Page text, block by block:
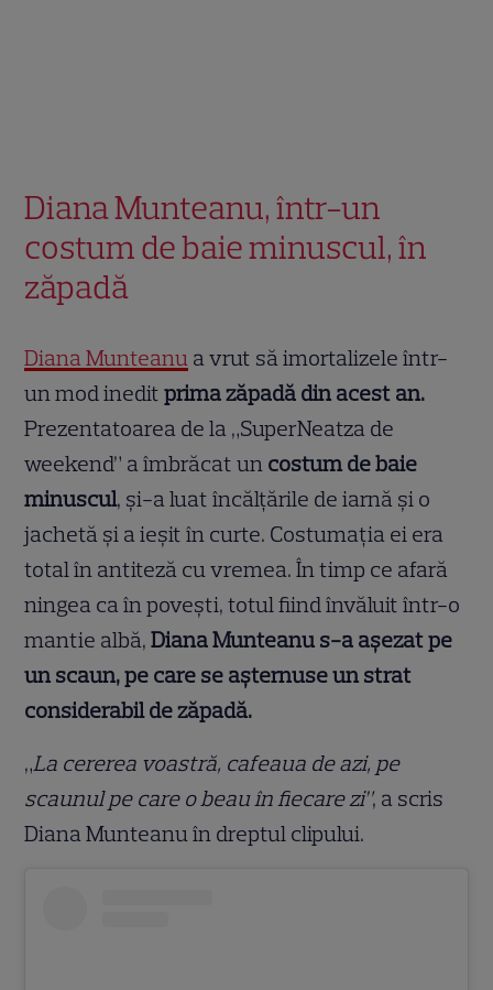
Diana Munteanu, într-un
costum de baie minuscul, în
zăpadă
Diana Munteanu a vrut să imortalizele într-
un mod ineditprima zăpadă din acest an.
Prezentatoarea de la „SuperNeatza de
weekend” a îmbrăcat un costum de baie
minuscul, și-a luat încălțările de iarnă și o
jachetă și a ieșit în curte. Costumația ei era
total în antiteză cu vremea. În timp ce afară
ningea ca în povești, totul fiind învăluit într-o
mantie albă,Diana Munteanu s-a așezat pe
un scaun, pe care se așternuse un strat
considerabil de zăpadă.
„La cererea voastră, cafeaua de azi, pe
scaunul pe care o beau în fiecare zi”, a scris
Diana Munteanu în dreptul clipului.